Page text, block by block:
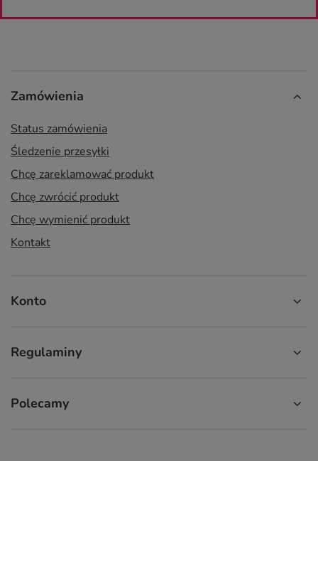
Zamówienia
Status zamówienia
Śledzenie przesyłki
Chcę zareklamować produkt
Chcę zwrócić produkt
Chcę wymienić produkt
Kontakt
Konto
Regulaminy
Polecamy